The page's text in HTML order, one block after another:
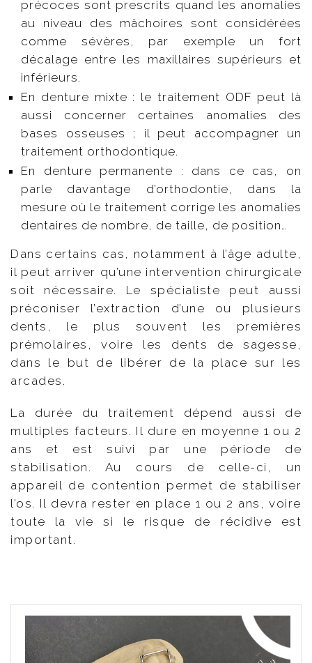
précoces sont prescrits quand les anomalies
au niveau des mâchoires sont considérées
comme sévères, par exemple un fort
décalage entre les maxillaires supérieurs et
inférieurs.
En denture mixte : le traitement ODF peut là
aussi concerner certaines anomalies des
bases osseuses ; il peut accompagner un
traitement orthodontique.
En denture permanente : dans ce cas, on
parle davantage d’orthodontie, dans la
mesure où le traitement corrige les anomalies
dentaires de nombre, de taille, de position…
Dans certains cas, notamment à l’âge adulte,
il peut arriver qu’une intervention chirurgicale
soit nécessaire. Le spécialiste peut aussi
préconiser l’extraction d’une ou plusieurs
dents, le plus souvent les premières
prémolaires, voire les dents de sagesse,
dans le but de libérer de la place sur les
arcades.
La durée du traitement dépend aussi de
multiples facteurs. Il dure en moyenne 1 ou 2
ans et est suivi par une période de
stabilisation. Au cours de celle-ci, un
appareil de contention permet de stabiliser
l’os. Il devra rester en place 1 ou 2 ans, voire
toute la vie si le risque de récidive est
important.